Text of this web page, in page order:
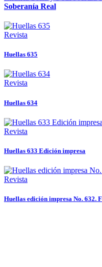
Soberanía Real
Revista
Huellas 635
Revista
Huellas 634
Revista
Huellas 633 Edición impresa
Revista
Huellas edición impresa No. 632.